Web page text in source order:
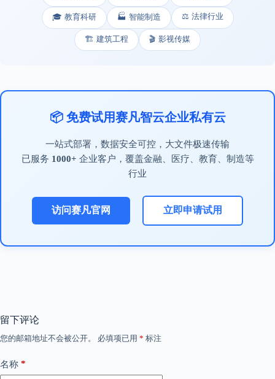
🎓 教育科研 🏭 智能制造 ⚖️ 法律行业
🏗️ 建筑工程 🎬 影视传媒
📦 免费试用赛凡智云企业私有云
一站式部署，数据安全可控，大文件极速传输
已服务 1000+ 企业客户，覆盖金融、医疗、教育、制造等
行业
访问赛凡官网 立即申请试用
留下评论
您的邮箱地址不会被公开。 必填项已用 * 标注
名称 *